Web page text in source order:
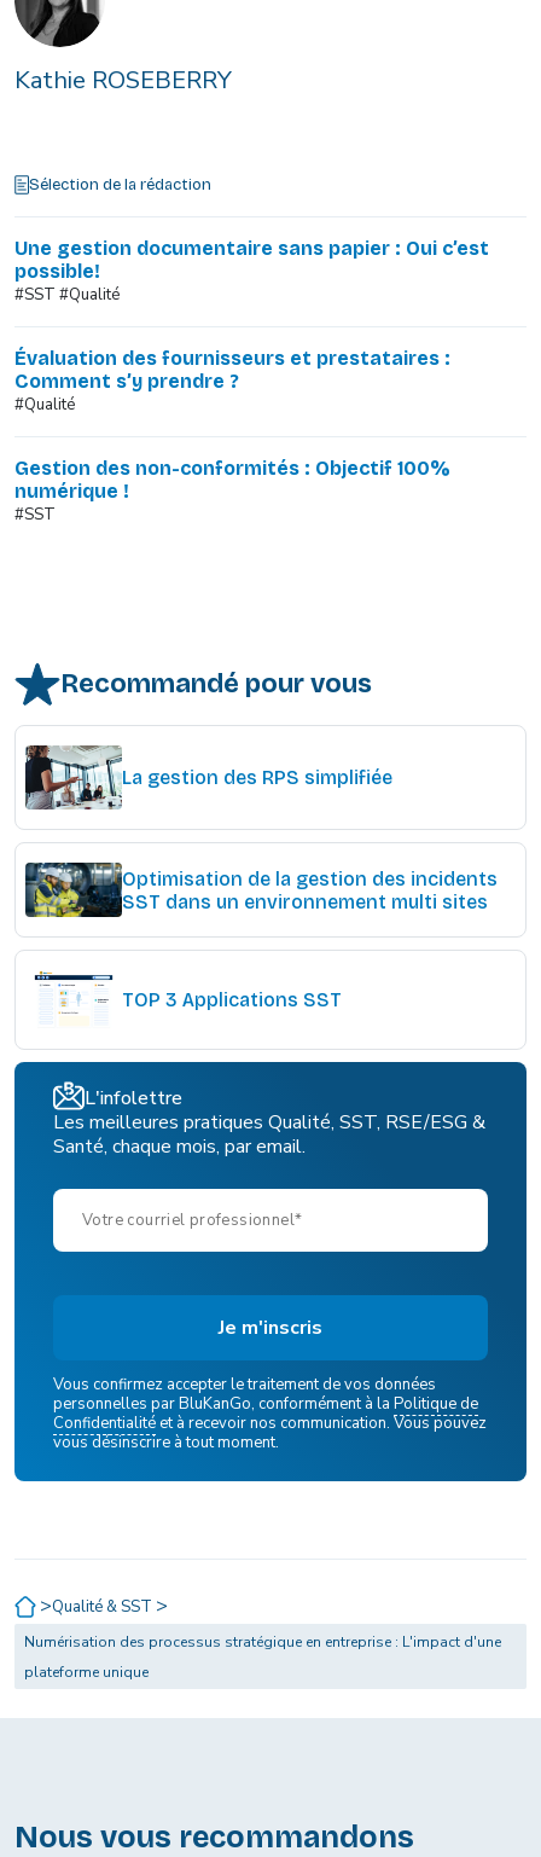
Kathie ROSEBERRY
Sélection de la rédaction
Une gestion documentaire sans papier : Oui c’est
possible!
#SST #Qualité
Évaluation des fournisseurs et prestataires :
Comment s’y prendre ?
#Qualité
Gestion des non-conformités : Objectif 100%
numérique !
#SST
Recommandé pour vous
La gestion des RPS simplifiée
Optimisation de la gestion des incidents
SST dans un environnement multi sites
TOP 3 Applications SST
L'infolettre
Les meilleures pratiques Qualité, SST, RSE/ESG &
Santé, chaque mois, par email.
Vous confirmez accepter le traitement de vos données
personnelles par BluKanGo, conformément à la Politique de
Confidentialitéet à recevoir nos communication. Vous pouvez
vous désinscrire à tout moment.
>Qualité & SST >
Numérisation des processus stratégique en entreprise : L'impact d'une
plateforme unique
Nous vous recommandons